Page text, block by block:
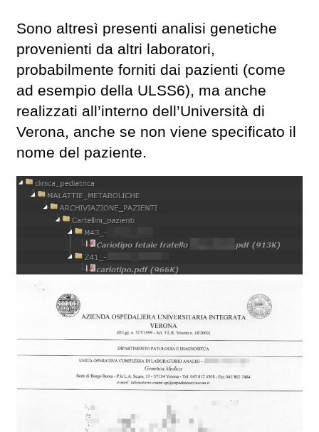
Sono altresì presenti analisi genetiche
provenienti da altri laboratori,
probabilmente forniti dai pazienti (come
ad esempio della ULSS6), ma anche
realizzati all’interno dell’Università di
Verona, anche se non viene specificato il
nome del paziente.